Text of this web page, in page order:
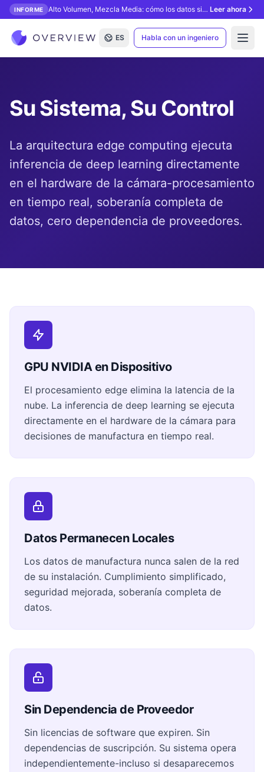
INFORME Alto Volumen, Mezcla Media: cómo los datos sintéticos desbloquean la inspección con IA. Leer ahora
ES Habla con un ingeniero
Su Sistema, Su Control
La arquitectura edge computing ejecuta
inferencia de deep learning directamente
en el hardware de la cámara-procesamiento
en tiempo real, soberanía completa de
datos, cero dependencia de proveedores.
GPU NVIDIA en Dispositivo
El procesamiento edge elimina la latencia de la
nube. La inferencia de deep learning se ejecuta
directamente en el hardware de la cámara para
decisiones de manufactura en tiempo real.
Datos Permanecen Locales
Los datos de manufactura nunca salen de la red
de su instalación. Cumplimiento simplificado,
seguridad mejorada, soberanía completa de
datos.
Sin Dependencia de Proveedor
Sin licencias de software que expiren. Sin
dependencias de suscripción. Su sistema opera
independientemente-incluso si desaparecemos